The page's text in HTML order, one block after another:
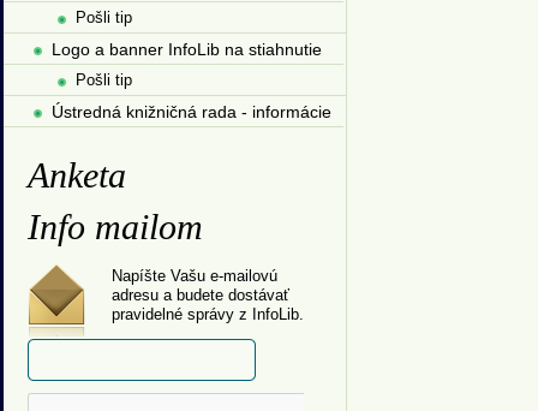
Pošli tip
Logo a banner InfoLib na stiahnutie
Pošli tip
Ústredná knižničná rada - informácie
Anketa
Info mailom
Napíšte Vašu e-mailovú
adresu a budete dostávať
pravidelné správy z InfoLib.